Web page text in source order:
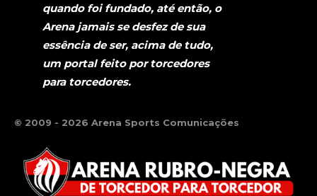
quando foi fundado, até então, o
Arena jamais se desfez de sua
essência de ser, acima de tudo,
um portal feito por torcedores
para torcedores.
© 2009 - 2026 Arena Sports Comunicações